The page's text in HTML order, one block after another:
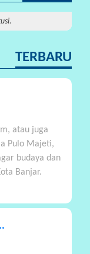
TERBARU
atau juga
Pulo Majeti,
budaya dan
Banjar.